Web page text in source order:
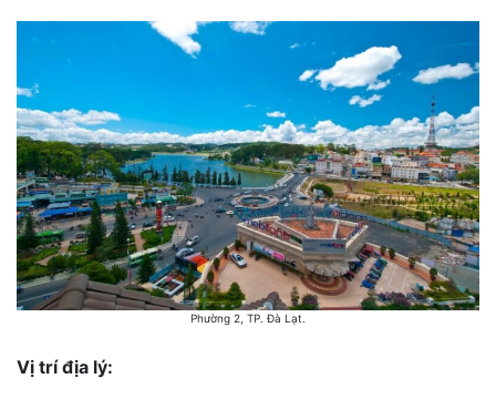
Phường 2, TP. Đà Lạt.
Vị trí địa lý: